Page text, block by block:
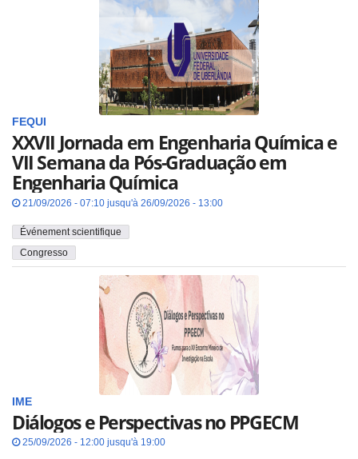
FEQUI
XXVII Jornada em Engenharia Química e
VII Semana da Pós-Graduação em
Engenharia Química
21/09/2026 - 07:10 jusqu'à 26/09/2026 - 13:00
Événement scientifique
Congresso
IME
Diálogos e Perspectivas no PPGECM
25/09/2026 - 12:00 jusqu'à 19:00